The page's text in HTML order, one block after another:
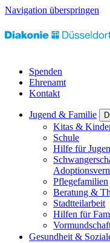
Navigation überspringen
Spenden
Ehrenamt
Kontakt
Jugend & Familie
Kitas &
Schule
Hilfe für
Pflegefamilien
Beratung &
Stadtteilarbeit
Hilfen für
Gesundheit &